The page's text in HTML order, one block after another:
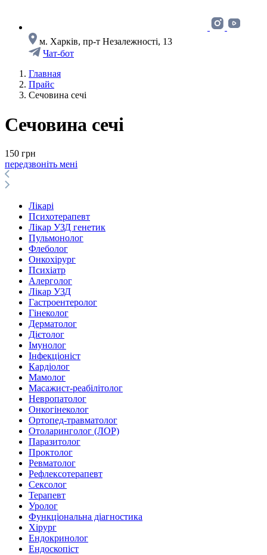
м. Харків, пр-т Незалежності, 13
Чат-бот
Главная
Прайс
Сечовина сечі
Сечовина сечі
150 грн
передзвоніть мені
Лікарі
Психотерапевт
Лікар УЗД генетик
Пульмонолог
Флеболог
Онкохірург
Психіатр
Алерголог
Лікар УЗД
Гастроентеролог
Гінеколог
Дерматолог
Дієтолог
Імунолог
Інфекціоніст
Кардіолог
Мамолог
Масажист-реабілітолог
Невропатолог
Онкогінеколог
Ортопед-травматолог
Отоларинголог (ЛОР)
Паразитолог
Проктолог
Ревматолог
Рефлексотерапевт
Сексолог
Терапевт
Уролог
Функціональна діагностика
Хірург
Ендокринолог
Ендоскопіст